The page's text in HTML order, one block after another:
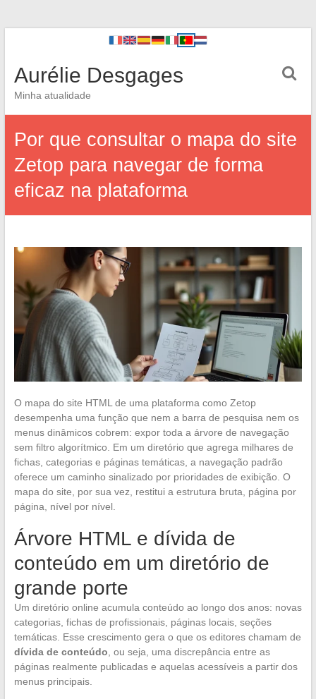
Aurélie Desgages
Minha atualidade
Por que consultar o mapa do site
Zetop para navegar de forma
eficaz na plataforma
O mapa do site HTML de uma plataforma como Zetop
desempenha uma função que nem a barra de pesquisa nem os
menus dinâmicos cobrem: expor toda a árvore de navegação
sem filtro algorítmico. Em um diretório que agrega milhares de
fichas, categorias e páginas temáticas, a navegação padrão
oferece um caminho sinalizado por prioridades de exibição. O
mapa do site, por sua vez, restitui a estrutura bruta, página por
página, nível por nível.
Árvore HTML e dívida de
conteúdo em um diretório de
grande porte
Um diretório online acumula conteúdo ao longo dos anos: novas
categorias, fichas de profissionais, páginas locais, seções
temáticas. Esse crescimento gera o que os editores chamam de
dívida de conteúdo , ou seja, uma discrepância entre as
páginas realmente publicadas e aquelas acessíveis a partir dos
menus principais.